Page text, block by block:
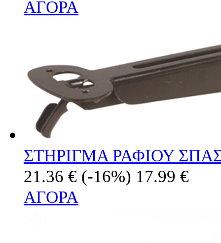
ΑΓΟΡΑ
ΣΤΗΡΙΓΜΑ ΡΑΦΙΟΥ
21.36 € (-16%) 17.99 €
ΑΓΟΡΑ